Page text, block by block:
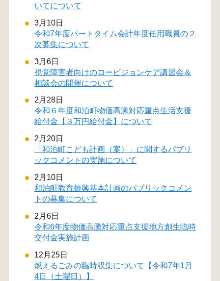
いてについて
3月10日
令和7年度パートタイム会計年度任用職員の２
次募集について
3月6日
視覚障害者向けのロービジョンケア講習会＆
相談会の開催について
2月28日
令和６年度和泊町物価高騰対応重点生活支援
給付金【３万円給付金】について
2月20日
「和泊町こども計画（案）」に関するパブリ
ックコメントの実施について
2月10日
和泊町教育振興基本計画のパブリックコメン
トの募集について
2月6日
令和6年度物価高騰対応重点支援地方創生臨時
交付金実施計画
12月25日
燃えるごみの臨時収集について【令和7年1月
4日（土曜日）】